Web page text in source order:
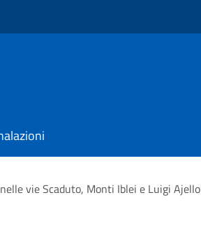
vie Scaduto, Monti Iblei e Luigi Ajello